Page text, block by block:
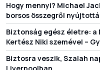
Hogy mennyi? Michael
borsos összegről
Biztonság egész életre: a
Kertész Niki szemével –
Biztosra veszik, Szalah